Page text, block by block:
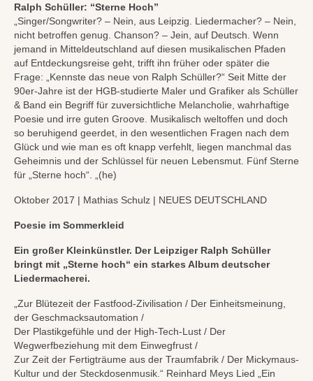
Ralph Schüller: “Sterne Hoch”
„Singer/Songwriter? – Nein, aus Leipzig. Liedermacher? – Nein,
nicht betroffen genug. Chanson? – Jein, auf Deutsch. Wenn
jemand in Mitteldeutschland auf diesen musikalischen Pfaden
auf Entdeckungsreise geht, trifft ihn früher oder später die
Frage: „Kennste das neue von Ralph Schüller?“ Seit Mitte der
90er-Jahre ist der HGB-studierte Maler und Grafiker als Schüller
& Band ein Begriff für zuversichtliche Melancholie, wahrhaftige
Poesie und irre guten Groove. Musikalisch weltoffen und doch
so beruhigend geerdet, in den wesentlichen Fragen nach dem
Glück und wie man es oft knapp verfehlt, liegen manchmal das
Geheimnis und der Schlüssel für neuen Lebensmut. Fünf Sterne
für „Sterne hoch“. „(he)
Oktober 2017 | Mathias Schulz | NEUES DEUTSCHLAND
Poesie im Sommerkleid
Ein großer Kleinkünstler. Der Leipziger Ralph Schüller
bringt mit „Sterne hoch“ ein starkes Album deutscher
Liedermacherei.
„Zur Blütezeit der Fastfood-Zivilisation / Der Einheitsmeinung,
der Geschmacksautomation /
Der Plastikgefühle und der High-Tech-Lust / Der
Wegwerfbeziehung mit dem Einwegfrust /
Zur Zeit der Fertigträume aus der Traumfabrik / Der Mickymaus-
Kultur und der Steckdosenmusik.“ Reinhard Meys Lied „Ein